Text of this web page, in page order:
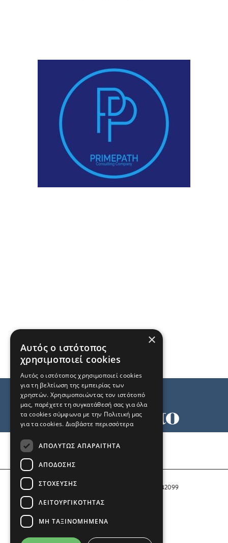
Αριθμός Πιστοποίησης Μ.Η.Τ. 242099
COPYRIGHT © 2026 Το Μανιφέστο
×
Αυτός ο ιστότοπος
χρησιμοποιεί cookies
Αυτός ο ιστότοπος χρησιμοποιεί cookies
για τη βελτίωση της εμπειρίας των
χρηστών. Χρησιμοποιώντας τον ιστότοπό
μας, παρέχετε τη συγκατάθεσή σας για όλα
τα cookies σύμφωνα με την Πολιτική μας
για τα cookies. Διαβάστε περισσότερα
ΑΠΟΛΎΤΩΣ ΑΠΑΡΑΊΤΗΤΑ
ΑΠΌΔΟΣΗΣ
ΣΤΌΧΕΥΣΗΣ
ΛΕΙΤΟΥΡΓΙΚΌΤΗΤΑΣ
ΜΗ ΤΑΞΙΝΟΜΗΜΈΝΑ